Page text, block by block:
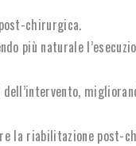
chirurgica.
più naturale
la riabilitazione post-